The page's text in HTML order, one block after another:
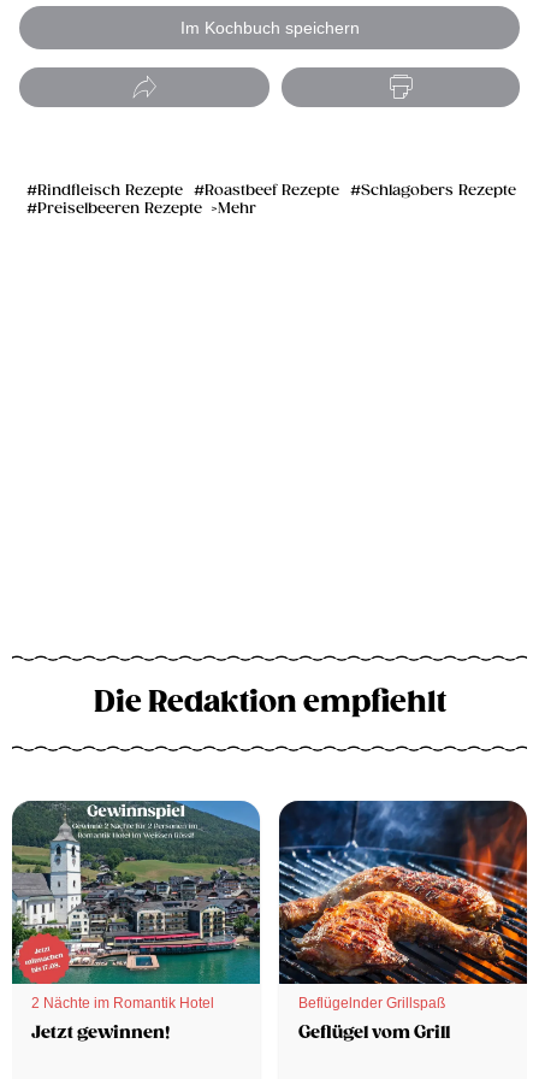
Im Kochbuch speichern
Rindfleisch Rezepte Roastbeef Rezepte
Schlagobers Rezepte
Preiselbeeren Rezepte
Mehr
Die Redaktion empfiehlt
2 Nächte im Romantik Hotel
Jetzt gewinnen!
Beflügelnder Grillspaß
Geflügel vom Grill